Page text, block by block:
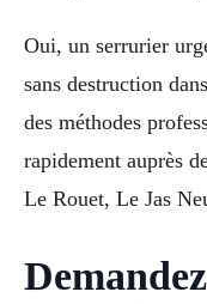
Oui, un serrurier
sans destruction
des méthodes
rapidement auprès
Le Rouet, Le Jas